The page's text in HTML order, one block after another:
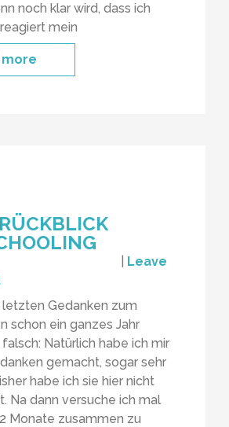
noch klar wird, dass ich
mein
more
Leave
letzten Gedanken zum
schon ein ganzes Jahr
falsch: Natürlich habe ich mir
gemacht, sogar sehr
habe ich sie hier nicht
Na dann versuche ich mal
Monate zusammen zu